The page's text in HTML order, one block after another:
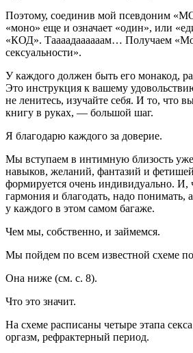
Поэтому, соединив мой псевдоним
«моно» еще и означает «один», или
«КОД». Таааадаааааам… Получаем
сексуальности».
У каждого должен быть его монакод,
Это инструкция к вашему
не ленитесь, изучайте себя. И то, что
книгу в руках, — большой шаг.
Я благодарю каждого за доверие.
Мы вступаем в интимную близость
навыков, желаний, фантазий и
формируется очень индивидуально. И,
гармония и благодать, надо понимать,
у каждого в этом самом багаже.
Чем мы, собственно, и займемся.
Мы пойдем по всем известной схеме
Она ниже (см. с. 8).
Что это значит.
На схеме расписаны четыре этапа
оргазм, рефрактерный период.